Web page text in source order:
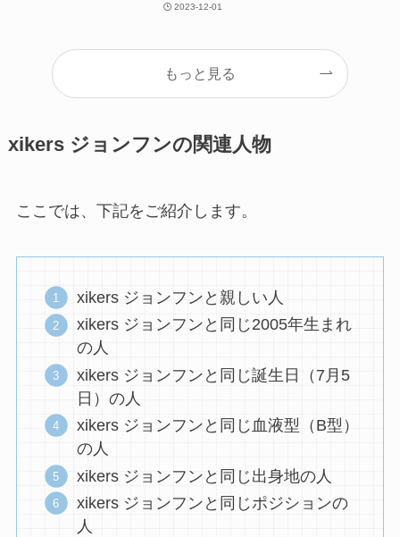
2023-12-01
もっと見る
xikers ジョンフンの関連人物
ここでは、下記をご紹介します。
xikers ジョンフンと親しい人
xikers ジョンフンと同じ2005年生まれ
の人
xikers ジョンフンと同じ誕生日（7月5
日）の人
xikers ジョンフンと同じ血液型（B型）
の人
xikers ジョンフンと同じ出身地の人
xikers ジョンフンと同じポジションの
人